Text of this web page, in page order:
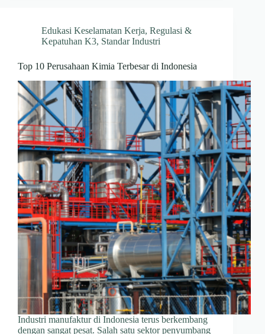
Edukasi Keselamatan Kerja, Regulasi &
Kepatuhan K3, Standar Industri
Top 10 Perusahaan Kimia Terbesar di Indonesia
Industri manufaktur di Indonesia terus berkembang
dengan sangat pesat. Salah satu sektor penyumbang